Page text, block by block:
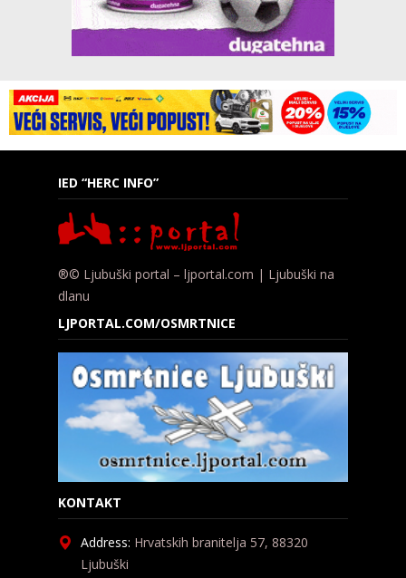
IED “HERC INFO”
®© Ljubuški portal – ljportal.com | Ljubuški na
dlanu
LJPORTAL.COM/OSMRTNICE
KONTAKT
Address: Hrvatskih branitelja 57, 88320
Ljubuški